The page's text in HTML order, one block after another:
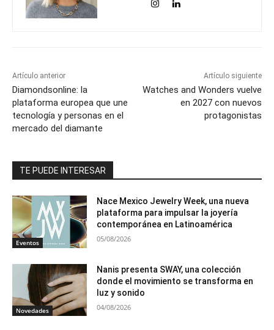
Artículo anterior
Diamondsonline: la
plataforma europea que une
tecnología y personas en el
mercado del diamante
Artículo siguiente
Watches and Wonders vuelve
en 2027 con nuevos
protagonistas
TE PUEDE INTERESAR
Eventos
Nace Mexico Jewelry Week, una nueva
plataforma para impulsar la joyería
contemporánea en Latinoamérica
05/08/2026
Novedades
Nanis presenta SWAY, una colección
donde el movimiento se transforma en
luz y sonido
04/08/2026